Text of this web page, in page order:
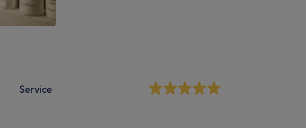
Service